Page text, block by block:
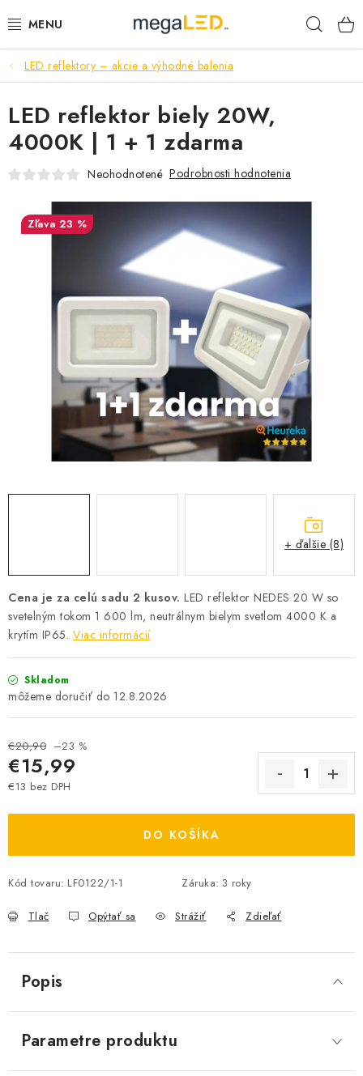
na
PRIEMYSEL
SVIETIDLÁ
ŽIAROVKY A TRUBICE
ELEKTROMATERIÁL
SAMSUNG SVIETIDLÁ
SOLÁRNE SYSTÉMY
SEZÓNNE VÝPREDAJE POĽNOPOTREBY
DOM A ZÁHRADA
OBCHODNÉ PODMIENKY
O NÁS - MEGALED & JANTON ZÁKAMENNÉ
Reklamácie a formulár na odstúpenie od zmluvy
Obchodné podmienky
Podmienky ochrany osobných údajov
Zľavy pre profíkov
Hodnotenie obchodu
LED reflektory – akcie a výhodné balenia
Cena je za celú sadu 2 kusov. LED reflektor NEDES 20 W so
svetelným tokom 1 600 lm, neutrálnym bielym svetlom 4000 K a
krytím IP65. Viac informácií
Skladom
12.8.2026
€20,90 –23 %
€15,99
€13 bez DPH
DO KOŠÍKA
Kód tovaru: LF0122/1-1 Záruka: 3 roky
Tlač Opýtať sa Strážiť Zdieľať
LED reflektor biely 20W,
4000K | 1 + 1 zdarma
Neohodnotené Podrobnosti hodnotenia
23 %
+ ďalšie (8)
Popis
Parametre produktu